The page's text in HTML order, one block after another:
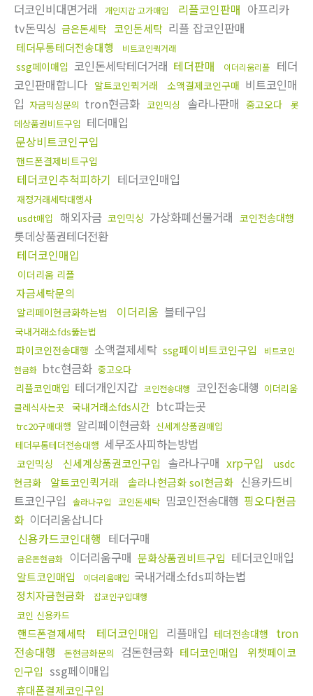
더코인비대면거래
개인지갑 고가매입 리플코인판매 아프리카
tv돈믹싱 금은돈세탁 코인돈세탁 리플 잡코인판매
테더무통테더전송대행 비트코인퀵거래
ssg페이매입 코인돈세탁테더거래 테더판매 이더리움리플
테더
코인판매합니다 알트코인퀵거래 소액결제코인구매 비트코인매
입 자금믹싱문의 tron현금화 코인믹싱 솔라나판매 중고오다
롯
데상품권비트구입 테더매입
문상비트코인구입
핸드폰결제비트구입
테더코인추척피하기 테더코인매입
재정거래세탁대행사
usdt매입
해외자금 코인믹싱 가상화폐선물거래 코인전송대행
롯데상품권테더전환
테더코인매입
이더리움 리플
자금세탁문의
알리페이현금화하는법 이더리움 블테구입
국내거래소fds뚫는법
파이코인전송대행 소액결제세탁 ssg페이비트코인구입
비트코인
현금화 btc현금화 중고오다
리플코인매입 테더개인지갑 코인전송대행 코인전송대행 이더리움
클레식사는곳 국내거래소fds시간 btc파는곳
trc20구매대행 알리페이현금화 신세계상품권매입
테더무통테더전송대행 세무조사피하는방법
코인믹싱 신세계상품권코인구입 솔라나구매 xrp구입
usdc
현금화
알트코인퀵거래 솔라나현금화 sol현금화 신용카드비
트코인구입
솔라나구입 코인돈세탁 밈코인전송대행 핑오다현금
화 이더리움삽니다
신용카드코인대행 테더구매
금은돈현금화 이더리움구매 문화상품권비트구입 테더코인매입
알트코인매입 이더리움매입 국내거래소fds피하는법
정치자금현금화 잡코인구입대행
코인 신용카드
핸드폰결제세탁 테더코인매입 리플매입 테더전송대행
tron
전송대행
돈현금화문의 검돈현금화 테더코인매입
위챗페이코
인구입 ssg페이매입
휴대폰결제코인구입